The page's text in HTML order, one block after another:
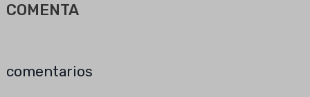
COMENTA
comentarios